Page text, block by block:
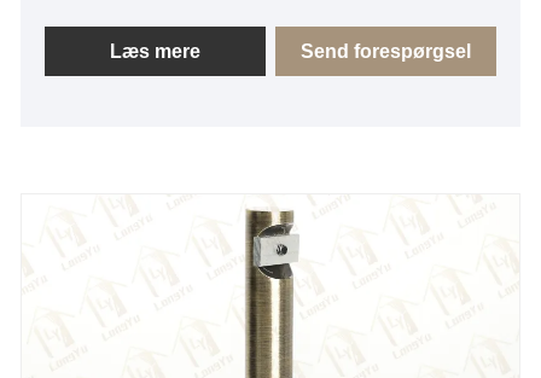
fokuserer LongYu på fremstilling af gardinstænger,
gardinstangsbeslag, gardinstangsfinialer,
Læs mere Send forespørgsel